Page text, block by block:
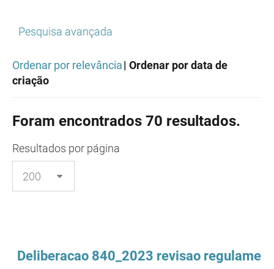
Pesquisa avançada
Ordenar por relevância| Ordenar por data de
criação
Foram encontrados 70 resultados.
Resultados por página
Deliberacao 840_2023 revisao